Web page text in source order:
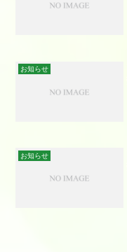
お知らせ
お知らせ